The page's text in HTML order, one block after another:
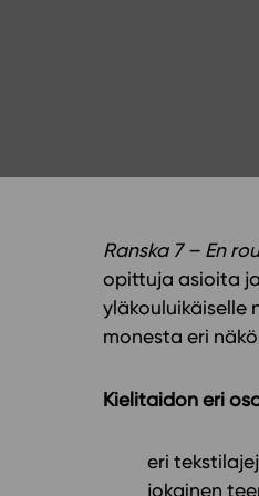
Ranska 7 – En
opittuja asioita
yläkouluikäiselle
monesta eri
Kielitaidon eri
eri
jokainen